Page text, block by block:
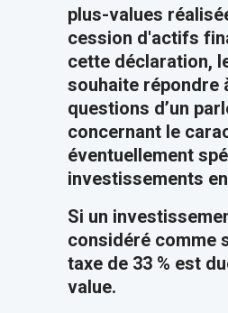
plus-values
cession d'actifs
cette déclaration,
souhaite répondre
questions d’un
concernant le
éventuellement
investissements
Si un
considéré comme
taxe de 33 % est
value.